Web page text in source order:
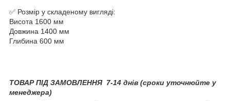
✅ Розмір у складеному вигляді:
Висота 1600 мм
Довжина 1400 мм
Глибина 600 мм
ТОВАР ПІД ЗАМОВЛЕННЯ 7-14 днів (сроки уточнюйте у
менеджера)